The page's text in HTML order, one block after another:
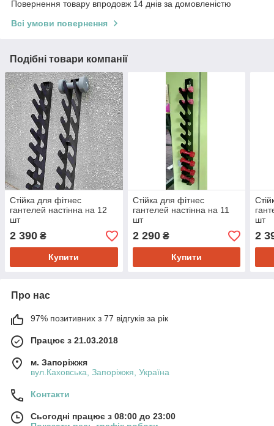
Повернення товару впродовж 14 днів за домовленістю
Всі умови повернення
Подібні товари компанії
Стійка для фітнес
гантелей настінна на 12
шт
2 390 ₴
Купити
Стійка для фітнес
гантелей настінна на 11
шт
2 290₴
Купити
шт
2
Про нас
97% позитивних з 77 відгуків за рік
Працює з 21.03.2018
м. Запоріжжя
вул.Каховська, Запоріжжя, Україна
Контакти
Сьогодні працює з 08:00 до 23:00